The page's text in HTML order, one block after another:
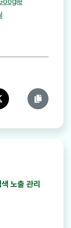
하기
위터에 공유하기링크 복사
노출 관리